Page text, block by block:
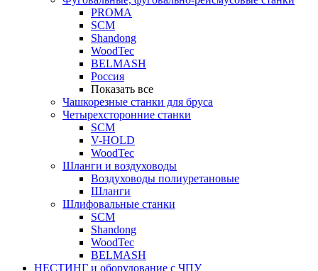
PROMA
SCM
Shandong
WoodTec
BELMASH
Россия
Показать все
Чашкорезные станки для бруса
Четырехсторонние станки
SCM
V-HOLD
WoodTec
Шланги и воздуховоды
Воздуховоды полиуретановые
Шланги
Шлифовальные станки
SCM
Shandong
WoodTec
BELMASH
НЕСТИНГ и оборудование с ЧПУ